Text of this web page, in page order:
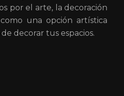
por el arte, la decoración
una opción artística
decorar tus espacios.